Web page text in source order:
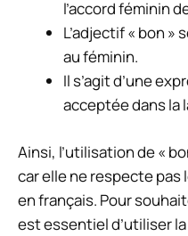
l’accord féminin
L’adjectif « bon »
au féminin.
Il s’agit d’une
acceptée dans la
Ainsi, l’utilisation de «
car elle ne respecte pas
en français. Pour
est essentiel d’utiliser